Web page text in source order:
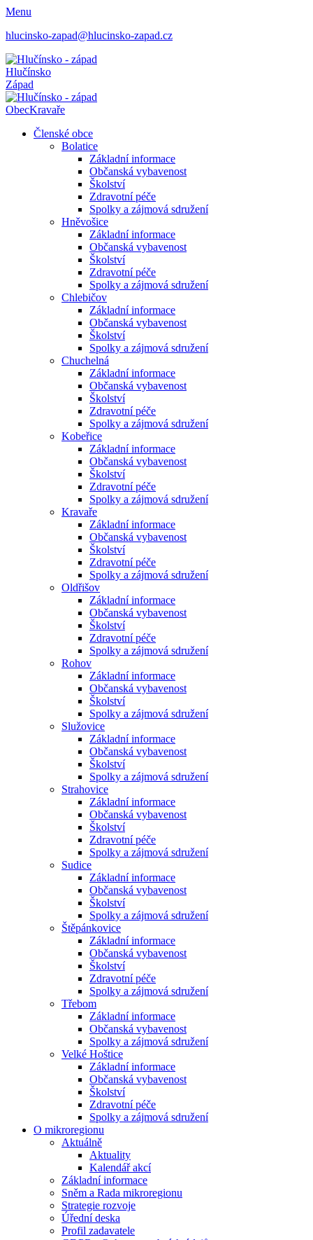
Menu
hlucinsko-zapad@hlucinsko-zapad.cz
Hlučínsko
Západ
ObecKravaře
Členské obce
Bolatice
Základní informace
Občanská vybavenost
Školství
Zdravotní péče
Spolky a zájmová sdružení
Hněvošice
Základní informace
Občanská vybavenost
Školství
Zdravotní péče
Spolky a zájmová sdružení
Chlebičov
Základní informace
Občanská vybavenost
Školství
Spolky a zájmová sdružení
Chuchelná
Základní informace
Občanská vybavenost
Školství
Zdravotní péče
Spolky a zájmová sdružení
Kobeřice
Základní informace
Občanská vybavenost
Školství
Zdravotní péče
Spolky a zájmová sdružení
Kravaře
Základní informace
Občanská vybavenost
Školství
Zdravotní péče
Spolky a zájmová sdružení
Oldřišov
Základní informace
Občanská vybavenost
Školství
Zdravotní péče
Spolky a zájmová sdružení
Rohov
Základní informace
Občanská vybavenost
Školství
Spolky a zájmová sdružení
Služovice
Základní informace
Občanská vybavenost
Školství
Spolky a zájmová sdružení
Strahovice
Základní informace
Občanská vybavenost
Školství
Zdravotní péče
Spolky a zájmová sdružení
Sudice
Základní informace
Občanská vybavenost
Školství
Spolky a zájmová sdružení
Štěpánkovice
Základní informace
Občanská vybavenost
Školství
Zdravotní péče
Spolky a zájmová sdružení
Třebom
Základní informace
Občanská vybavenost
Spolky a zájmová sdružení
Velké Hoštice
Základní informace
Občanská vybavenost
Školství
Zdravotní péče
Spolky a zájmová sdružení
O mikroregionu
Aktuálně
Aktuality
Kalendář akcí
Základní informace
Sněm a Rada mikroregionu
Strategie rozvoje
Úřední deska
Profil zadavatele